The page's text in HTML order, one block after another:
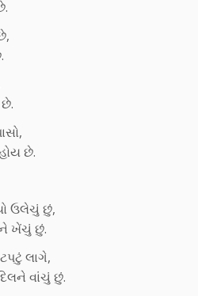
છે.
ઉલેચું છું,
ખેંચું છું.
લાગે,
વાંચું છું.